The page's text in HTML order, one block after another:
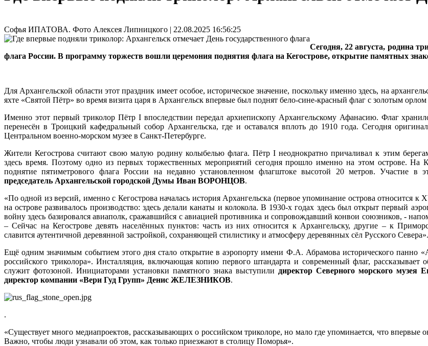
Софья ИПАТОВА. Фото Алексея Липницкого | 22.08.2025 16:56:25
Сегодня, 22 августа, родина
флага России. В программу торжеств вошли церемония поднятия флага на Кегострове, открытие памятных
Для Архангельской области этот праздник имеет особое, историческое значение, поскольку именно здесь, на
яхте «Святой Пётр» во время визита царя в Архангельск впервые был поднят бело-сине-красный флаг с золотым
Именно этот первый триколор Пётр I впоследствии передал архиепископу Архангельскому Афанасию. Флаг
перенесён в Троицкий кафедральный собор Архангельска, где и оставался вплоть до 1910 года. Сегодня
Центральном военно-морском музее в Санкт-Петербурге.
Жители Кегострова считают свою малую родину колыбелью флага. Пётр I неоднократно причаливал к этим
здесь время. Поэтому одно из первых торжественных мероприятий сегодня прошло именно на этом острове. На
поднятие пятиметрового флага России на недавно установленном флагштоке высотой 20 метров. Участие в
председатель Архангельской городской Думы Иван ВОРОНЦОВ.
«По одной из версий, именно с Кегострова началась история Архангельска (первое упоминание острова относится
на острове развивалось производство: здесь делали канаты и колокола. В 1930-х годах здесь был открыт первый
войну здесь базировался авиаполк, сражавшийся с авиацией противника и сопровождавший конвои союзников, -
– Сейчас на Кегострове девять населённых пунктов: часть из них относится к Архангельску, другие – к
славится аутентичной деревянной застройкой, сохраняющей стилистику и атмосферу деревянных сёл Русского Севера».
Ещё одним значимым событием этого дня стало открытие в аэропорту имени Ф.А. Абрамова исторического панно
российского триколора». Инсталляция, включающая копию первого штандарта и современный флаг, рассказывает
служит фотозоной. Инициаторами установки памятного знака выступили директор Северного морского
директор компании «Вери Гуд Групп» Денис ЖЕЛЕЗНИКОВ.
.
«Существует много медиапроектов, рассказывающих о российском триколоре, но мало где упоминается, что
Важно, чтобы люди узнавали об этом, как только приезжают в столицу Поморья».